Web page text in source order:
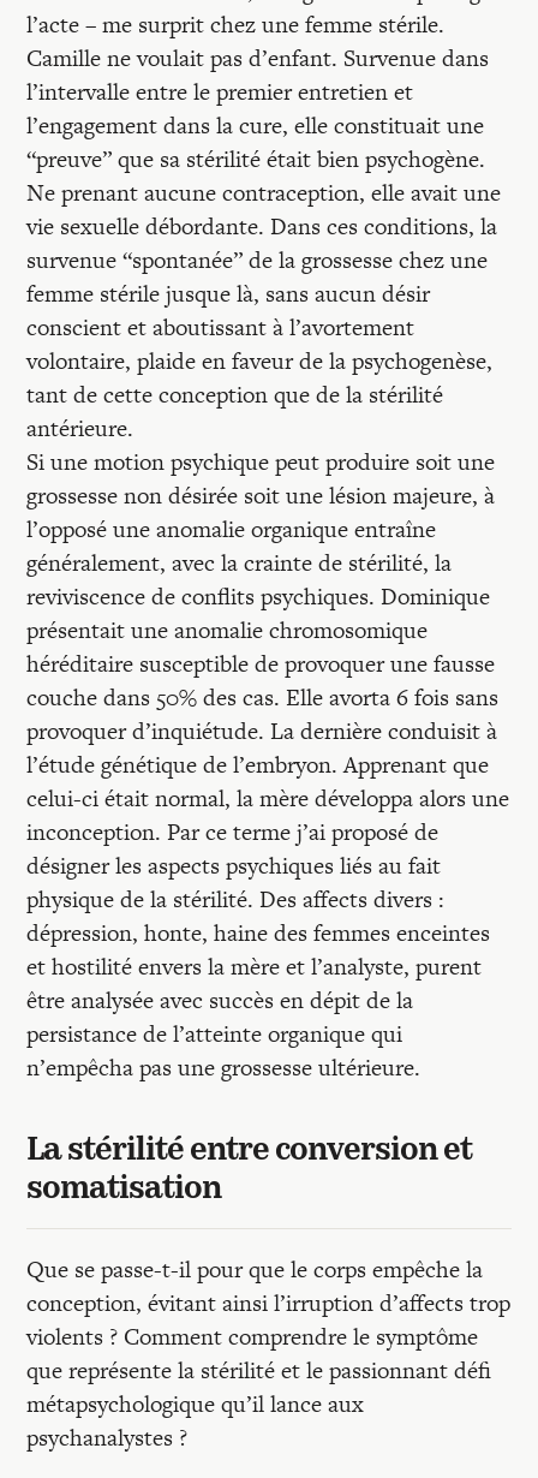
l’acte – me surprit chez une femme stérile.
Camille ne voulait pas d’enfant. Survenue dans
l’intervalle entre le premier entretien et
l’engagement dans la cure, elle constituait une
“preuve” que sa stérilité était bien psychogène.
Ne prenant aucune contraception, elle avait une
vie sexuelle débordante. Dans ces conditions, la
survenue “spontanée” de la grossesse chez une
femme stérile jusque là, sans aucun désir
conscient et aboutissant à l’avortement
volontaire, plaide en faveur de la psychogenèse,
tant de cette conception que de la stérilité
antérieure.
Si une motion psychique peut produire soit une
grossesse non désirée soit une lésion majeure, à
l’opposé une anomalie organique entraîne
généralement, avec la crainte de stérilité, la
reviviscence de conflits psychiques. Dominique
présentait une anomalie chromosomique
héréditaire susceptible de provoquer une fausse
couche dans 50% des cas. Elle avorta 6 fois sans
provoquer d’inquiétude. La dernière conduisit à
l’étude génétique de l’embryon. Apprenant que
celui-ci était normal, la mère développa alors une
inconception. Par ce terme j’ai proposé de
désigner les aspects psychiques liés au fait
physique de la stérilité. Des affects divers :
dépression, honte, haine des femmes enceintes
et hostilité envers la mère et l’analyste, purent
être analysée avec succès en dépit de la
persistance de l’atteinte organique qui
n’empêcha pas une grossesse ultérieure.
La stérilité entre conversion et
somatisation
Que se passe-t-il pour que le corps empêche la
conception, évitant ainsi l’irruption d’affects trop
violents ? Comment comprendre le symptôme
que représente la stérilité et le passionnant défi
métapsychologique qu’il lance aux
psychanalystes ?